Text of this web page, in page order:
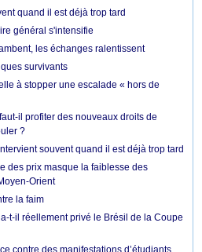
quand il est déjà trop tard
général s'intensifie
les échanges ralentissent
survivants
à stopper une escalade « hors de
il profiter des nouveaux droits de
?
souvent quand il est déjà trop tard
des prix masque la faiblesse des
Orient
la faim
t-il réellement privé le Brésil de la Coupe
contre des manifestations d’étudiants